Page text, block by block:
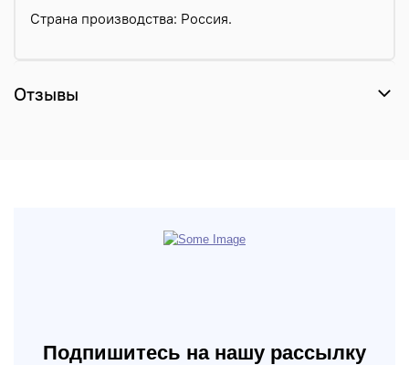
Страна производства: Россия.
Отзывы
Подпишитесь на нашу рассылку